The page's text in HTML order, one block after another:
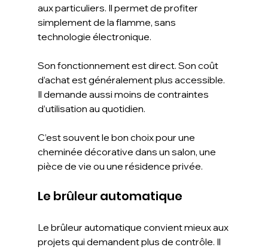
aux particuliers. Il permet de profiter
simplement de la flamme, sans
technologie électronique.
Son fonctionnement est direct. Son coût
d’achat est généralement plus accessible.
Il demande aussi moins de contraintes
d’utilisation au quotidien.
C’est souvent le bon choix pour une
cheminée décorative dans un salon, une
pièce de vie ou une résidence privée.
Le brûleur automatique
Le brûleur automatique convient mieux aux
projets qui demandent plus de contrôle. Il